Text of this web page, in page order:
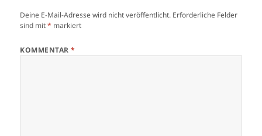
Deine E-Mail-Adresse wird nicht veröffentlicht. Erforderliche Felder
sind mit* markiert
KOMMENTAR*